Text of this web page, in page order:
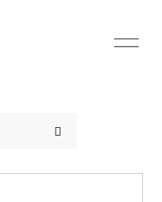
O
p